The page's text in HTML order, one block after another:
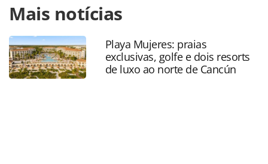
https://www.panrotas.com.br/mercado/cartoes-de-
assistencia/2021/12/assist-card-adiciona-recursos-ao-
aplicativo-em-busca-de-agilidade_186183.html ou as
ferramentas oferecidas na página. Todo o conteúdo
produzido pela PANROTAS Editora é protegido pela
legislação brasileira sobre direito autoral. Não reproduza o
Mais notícias
Playa Mujeres: praias
exclusivas, golfe e dois resorts
de luxo ao norte de Cancún